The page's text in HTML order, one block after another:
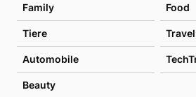
Family Food
Tiere Travel
Automobile
Beauty